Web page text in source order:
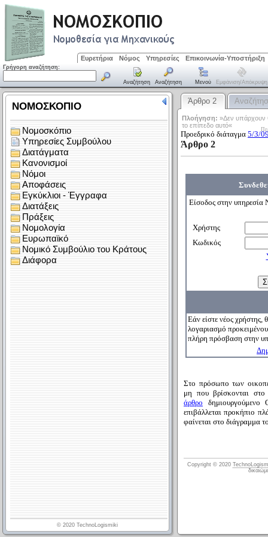
Ευρετήρια Νόμος Υπηρεσίες Επικοινωνία-Υποστήριξη
Γρήγορη αναζήτηση:
Αναζήτηση Αναζήτηση Μενού Εμφάνιση/απόκρυψη
Άρθρο 2